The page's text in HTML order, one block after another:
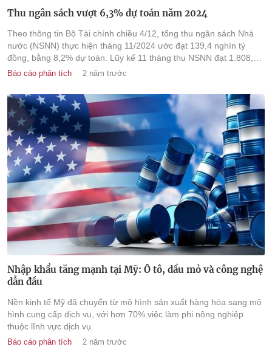
Thu ngân sách vượt 6,3% dự toán năm 2024
Theo thông tin Bộ Tài chính chiều 4/12, tổng thu ngân sách Nhà
nước (NSNN) thực hiện tháng 11/2024 ước đạt 139,4 nghìn tỷ
đồng, bằng 8,2% dự toán. Lũy kế 11 tháng thu NSNN đạt 1.808,5
nghìn tỷ đồng, bằng 106,3% dự toán, tăng 16,1% so cùng kỳ năm
Báo cáo phân tích 2 năm trước
Nhập khẩu tăng mạnh tại Mỹ: Ô tô, dầu mỏ và công nghệ
dẫn đầu
Nền kinh tế Mỹ đã chuyển từ mô hình sản xuất hàng hóa sang mô
hình cung cấp dịch vụ, với hơn 70% việc làm phi nông nghiệp
thuộc lĩnh vực dịch vụ.
Báo cáo phân tích 2 năm trước